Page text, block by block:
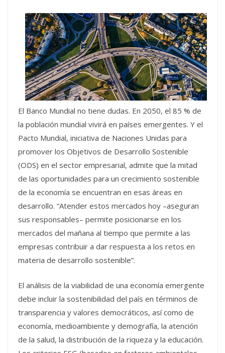
El Banco Mundial no tiene dudas. En 2050, el 85 % de
la población mundial vivirá en países emergentes. Y el
Pacto Mundial, iniciativa de Naciones Unidas para
promover los Objetivos de Desarrollo Sostenible
(ODS) en el sector empresarial, admite que la mitad
de las oportunidades para un crecimiento sostenible
de la economía se encuentran en esas áreas en
desarrollo. “Atender estos mercados hoy –aseguran
sus responsables– permite posicionarse en los
mercados del mañana al tiempo que permite a las
empresas contribuir a dar respuesta a los retos en
materia de desarrollo sostenible”.
El análisis de la viabilidad de una economía emergente
debe incluir la sostenibilidad del país en términos de
transparencia y valores democráticos, así como de
economía, medioambiente y demografía, la atención
de la salud, la distribución de la riqueza y la educación.